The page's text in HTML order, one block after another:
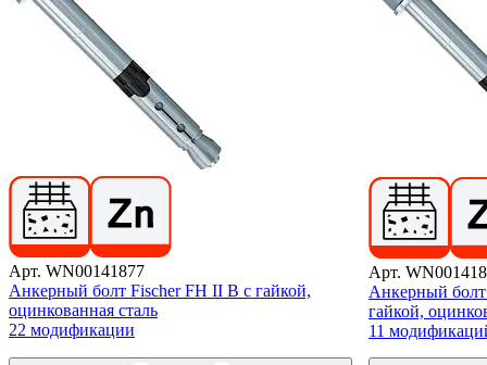
Арт. WN00141877
Анкерный болт Fischer FH II В с гайкой,
оцинкованная сталь
22 модификации
Арт.
Анкерный болт
гайкой,
11